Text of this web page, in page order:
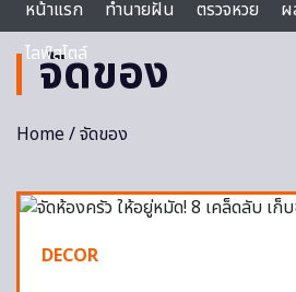
หน้าแรก
ทำนายฝัน ตรวจหวย
ไลฟ์สไตล์
จัดของ
Home/ จัดของ
DECOR